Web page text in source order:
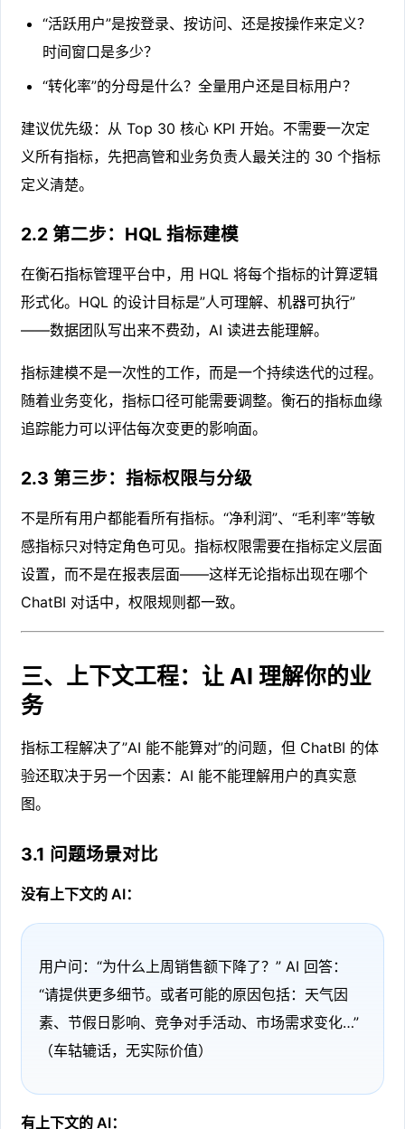
“活跃用户”是按登录、按访问、还是按操作来定义？
时间窗口是多少？
“转化率”的分母是什么？全量用户还是目标用户？
建议优先级：从 Top 30 核心 KPI 开始。不需要一次定
义所有指标，先把高管和业务负责人最关注的 30 个指标
定义清楚。
2.2 第二步：HQL 指标建模
在衡石指标管理平台中，用 HQL 将每个指标的计算逻辑
形式化。HQL 的设计目标是”人可理解、机器可执行”
——数据团队写出来不费劲，AI 读进去能理解。
指标建模不是一次性的工作，而是一个持续迭代的过程。
随着业务变化，指标口径可能需要调整。衡石的指标血缘
追踪能力可以评估每次变更的影响面。
2.3 第三步：指标权限与分级
不是所有用户都能看所有指标。“净利润”、“毛利率”等敏
感指标只对特定角色可见。指标权限需要在指标定义层面
设置，而不是在报表层面——这样无论指标出现在哪个
ChatBI 对话中，权限规则都一致。
三、上下文工程：让 AI 理解你的业
务
指标工程解决了”AI 能不能算对”的问题，但 ChatBI 的体
验还取决于另一个因素：AI 能不能理解用户的真实意
图。
3.1 问题场景对比
没有上下文的 AI：
用户问：“为什么上周销售额下降了？” AI 回答：
“请提供更多细节。或者可能的原因包括：天气因
素、节假日影响、竞争对手活动、市场需求变化…”
（车轱辘话，无实际价值）
有上下文的 AI：